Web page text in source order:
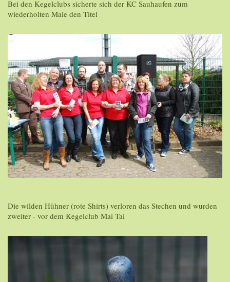
Bei den Kegelclubs sicherte sich der KC Sauhaufen zum
wiederholten Male den Titel
Die wilden Hühner (rote Shirts) verloren das Stechen und wurden
zweiter - vor dem Kegelclub Mai Tai